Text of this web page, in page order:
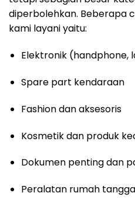
diperbolehkan. Beberapa
kami layani yaitu:
Elektronik (handphone,
Spare part kendaraan
Fashion dan aksesoris
Kosmetik dan produk
Dokumen penting dan
Peralatan rumah tangga